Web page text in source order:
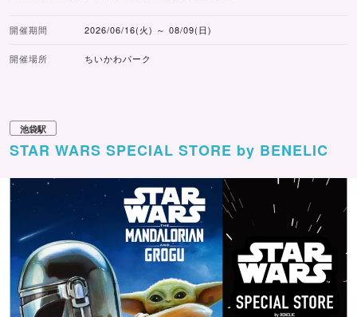
開催期間 2026/06/16(火) ～ 08/09(日)
開催場所 ちいかわパーク
池袋駅
STAR WARS SPECIAL STORE by BENELIC